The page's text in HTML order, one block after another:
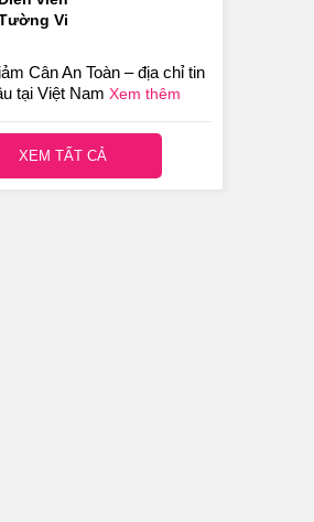
Vi
Cân An Toàn – địa chỉ tin
tại Việt Nam Xem thêm
XEM TẤT CẢ